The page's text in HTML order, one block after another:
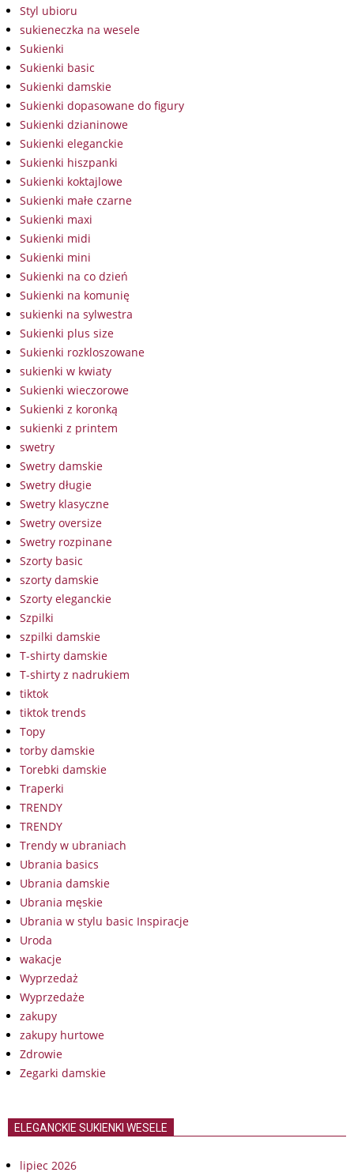
Styl ubioru
sukieneczka na wesele
Sukienki
Sukienki basic
Sukienki damskie
Sukienki dopasowane do figury
Sukienki dzianinowe
Sukienki eleganckie
Sukienki hiszpanki
Sukienki koktajlowe
Sukienki małe czarne
Sukienki maxi
Sukienki midi
Sukienki mini
Sukienki na co dzień
Sukienki na komunię
sukienki na sylwestra
Sukienki plus size
Sukienki rozkloszowane
sukienki w kwiaty
Sukienki wieczorowe
Sukienki z koronką
sukienki z printem
swetry
Swetry damskie
Swetry długie
Swetry klasyczne
Swetry oversize
Swetry rozpinane
Szorty basic
szorty damskie
Szorty eleganckie
Szpilki
szpilki damskie
T-shirty damskie
T-shirty z nadrukiem
tiktok
tiktok trends
Topy
torby damskie
Torebki damskie
Traperki
TRENDY
TRENDY
Trendy w ubraniach
Ubrania basics
Ubrania damskie
Ubrania męskie
Ubrania w stylu basic Inspiracje
Uroda
wakacje
Wyprzedaż
Wyprzedaże
zakupy
zakupy hurtowe
Zdrowie
Zegarki damskie
ELEGANCKIE SUKIENKI WESELE
lipiec 2026